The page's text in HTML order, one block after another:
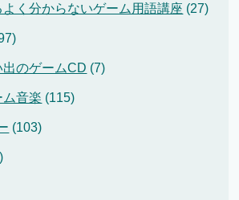
よく分からないゲーム用語講座 (27)
出のゲームCD (7)
音楽 (115)
(103)